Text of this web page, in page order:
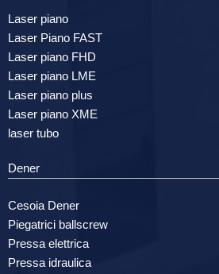
Laser piano
Laser Piano FAST
Laser piano FHD
Laser piano LME
Laser piano plus
Laser piano XME
laser tubo
Dener
Cesoia Dener
Piegatrici ballscrew
Pressa elettrica
Pressa idraulica